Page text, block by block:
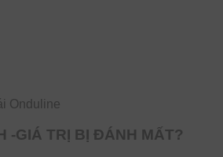
Onduline
-GIÁ TRỊ BỊ ĐÁNH MẤT?